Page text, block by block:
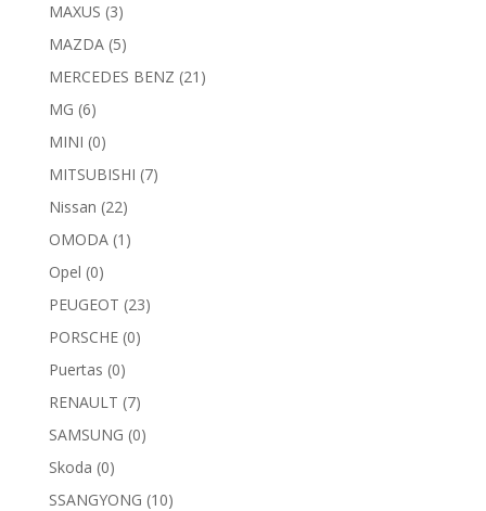
MAXUS (3)
MAZDA (5)
MERCEDES BENZ (21)
MG (6)
MINI (0)
MITSUBISHI (7)
Nissan (22)
OMODA (1)
Opel (0)
PEUGEOT (23)
PORSCHE (0)
Puertas (0)
RENAULT (7)
SAMSUNG (0)
Skoda (0)
SSANGYONG (10)